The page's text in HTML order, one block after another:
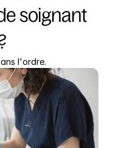
soignant
l'ordre.